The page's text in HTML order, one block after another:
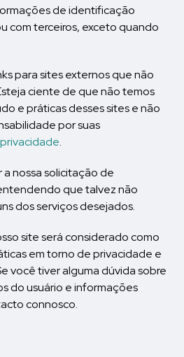
de identificação
com terceiros, exceto quando
para sites externos que não
ciente de que não temos
e práticas desses sites e não
por suas
.
a nossa solicitação de
que talvez não
dos serviços desejados.
site será considerado como
em torno de privacidade e
você tiver alguma dúvida sobre
do usuário e informações
connosco.